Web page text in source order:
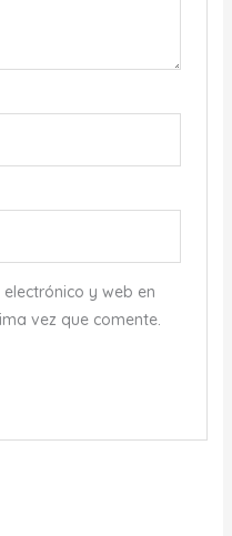
y web en
vez que comente.